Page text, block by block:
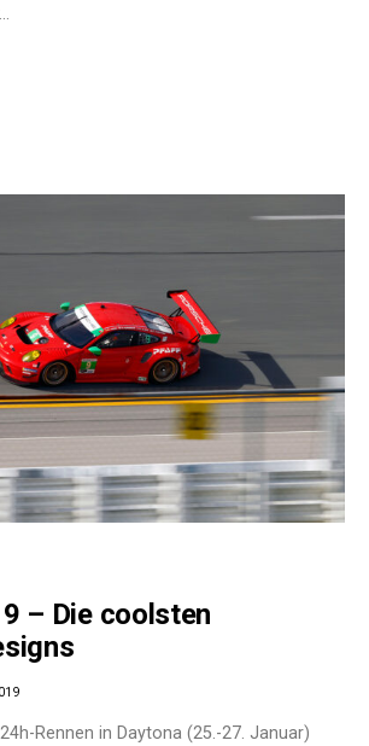
– Die coolsten
Rennen in Daytona (25.-27. Januar)